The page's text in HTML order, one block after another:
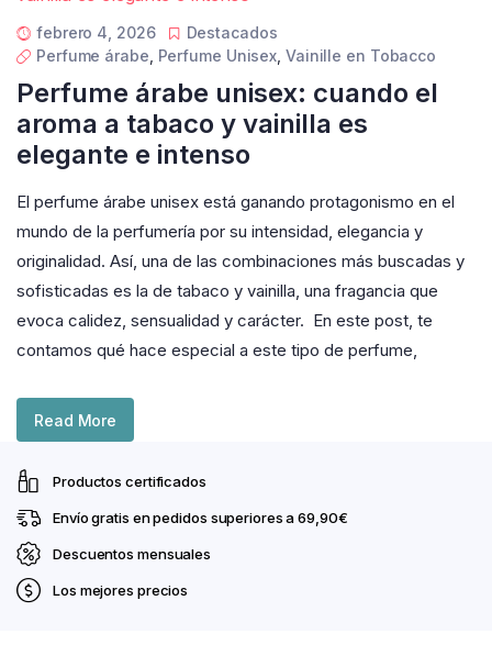
febrero 4, 2026
Destacados
Perfume árabe Perfume Unisex Vainille en Tobacco
Perfume árabe unisex: cuando el
aroma a tabaco y vainilla es
elegante e intenso
El perfume árabe unisex está ganando protagonismo en el
mundo de la perfumería por su intensidad, elegancia y
originalidad. Así, una de las combinaciones más buscadas y
sofisticadas es la de tabaco y vainilla, una fragancia que
evoca calidez, sensualidad y carácter. En este post, te
contamos qué hace especial a este tipo de perfume,
Read More
Productos certificados
Envío gratis en pedidos superiores a 69,90€
Descuentos mensuales
Los mejores precios